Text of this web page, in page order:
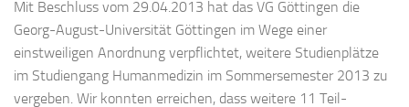
Mit Beschluss vom 29.04.2013 hat das VG Göttingen die
Georg-August-Universität Göttingen im Wege einer
einstweiligen Anordnung verpflichtet, weitere Studienplätze
im Studiengang Humanmedizin im Sommersemester 2013 zu
vergeben. Wir konnten erreichen, dass weitere 11 Teil-